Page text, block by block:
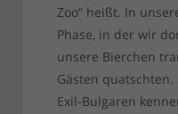
Zoo“ heißt. In
Phase, in der wir
unsere Bierchen
Gästen
Exil-Bulgaren